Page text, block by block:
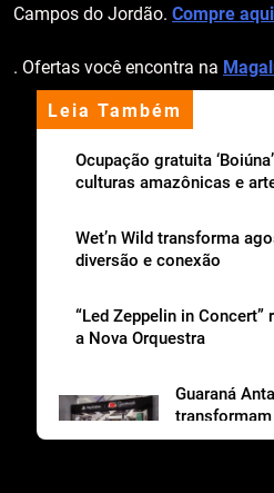
Leia Também
Ocupação gratuita
culturas amazônicas e
Wet’n Wild transforma
diversão e conexão
“Led Zeppelin in
a Nova Orquestra
Guaraná
gamer
Campos do Jordão. Compre
. Ofertas você encontra na
apoio